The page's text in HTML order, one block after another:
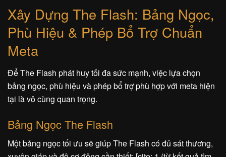
Xây Dựng The Flash: Bảng Ngọc,
Phù Hiệu & Phép Bổ Trợ Chuẩn
Meta
Để The Flash phát huy tối đa sức mạnh, việc lựa chọn
bảng ngọc, phù hiệu và phép bổ trợ phù hợp với meta hiện
tại là vô cùng quan trọng.
Bảng Ngọc The Flash
Một bảng ngọc tối ưu sẽ giúp The Flash có đủ sát thương,